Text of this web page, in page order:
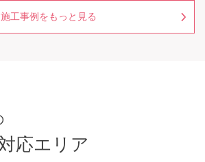
施工事例をもっと見る
応エリア